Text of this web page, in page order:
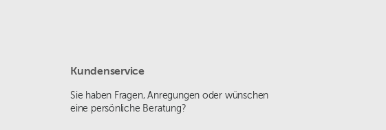
Kundenservice
Sie haben Fragen, Anregungen oder wünschen
eine persönliche Beratung?